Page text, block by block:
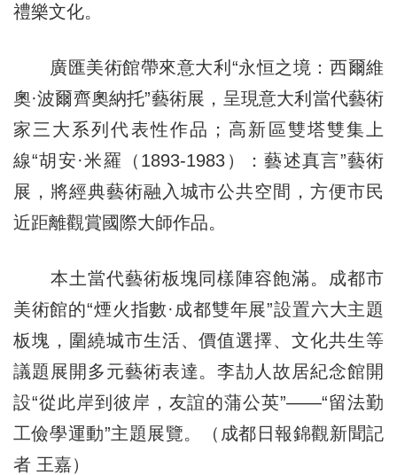
禮樂文化。
廣匯美術館帶來意大利“永恒之境：西爾維
奧·波爾齊奧納托”藝術展，呈現意大利當代藝術
家三大系列代表性作品；高新區雙塔雙集上
線“胡安·米羅（1893-1983）：藝述真言”藝術
展，將經典藝術融入城市公共空間，方便市民
近距離觀賞國際大師作品。
本土當代藝術板塊同樣陣容飽滿。成都市
美術館的“煙火指數·成都雙年展”設置六大主題
板塊，圍繞城市生活、價值選擇、文化共生等
議題展開多元藝術表達。李劼人故居紀念館開
設“從此岸到彼岸，友誼的蒲公英”——“留法勤
工儉學運動”主題展覽。（成都日報錦觀新聞記
者 王嘉）